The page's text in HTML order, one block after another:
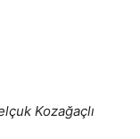
Kozağaçlı